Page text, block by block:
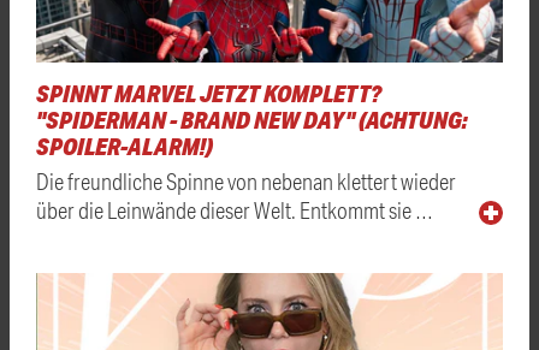
SPINNT MARVEL JETZT KOMPLETT?
"SPIDERMAN - BRAND NEW DAY" (ACHTUNG:
SPOILER-ALARM!)
Die freundliche Spinne von nebenan klettert wieder
über die Leinwände dieser Welt. Entkommt sie …